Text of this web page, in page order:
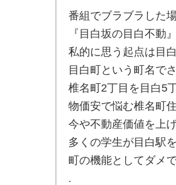
番組でブラブラした
『目白坂の目白不動
私的に思う起点は目
目白町という町名で
椎名町2丁目を目白5
物価安で悩む椎名町
今や不動産価値を上
多くの学生が目白駅
町の機能としてダメ
.